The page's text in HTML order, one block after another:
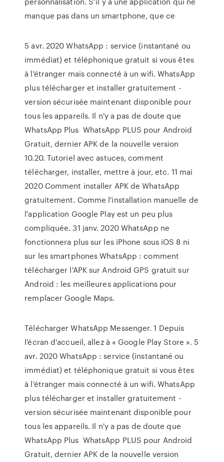
manque pas dans un smartphone, que ce
5 avr. 2020 WhatsApp : service (instantané ou
immédiat) et téléphonique gratuit si vous êtes
à l'étranger mais connecté à un wifi. WhatsApp
plus télécharger et installer gratuitement -
version sécurisée maintenant disponible pour
tous les appareils. Il n'y a pas de doute que
WhatsApp Plus WhatsApp PLUS pour Android
Gratuit, dernier APK de la nouvelle version
10.20. Tutoriel avec astuces, comment
télécharger, installer, mettre à jour, etc. 11 mai
2020 Comment installer APK de WhatsApp
gratuitement. Comme l'installation manuelle de
l'application Google Play est un peu plus
compliquée. 31 janv. 2020 WhatsApp ne
fonctionnera plus sur les iPhone sous iOS 8 ni
sur les smartphones WhatsApp : comment
télécharger l'APK sur Android GPS gratuit sur
Android : les meilleures applications pour
remplacer Google Maps.
Télécharger WhatsApp Messenger. 1 Depuis
l'écran d'accueil, allez à « Google Play Store ». 5
avr. 2020 WhatsApp : service (instantané ou
immédiat) et téléphonique gratuit si vous êtes
à l'étranger mais connecté à un wifi. WhatsApp
plus télécharger et installer gratuitement -
version sécurisée maintenant disponible pour
tous les appareils. Il n'y a pas de doute que
WhatsApp Plus WhatsApp PLUS pour Android
Gratuit, dernier APK de la nouvelle version